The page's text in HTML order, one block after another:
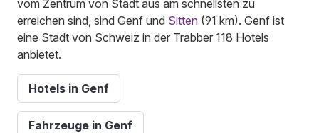
vom Zentrum von Stadt aus am schnellsten zu
erreichen sind, sind Genf und Sitten (91 km). Genf ist
eine Stadt von Schweiz in der Trabber 118 Hotels
anbietet.
Hotels in Genf
Fahrzeuge in Genf